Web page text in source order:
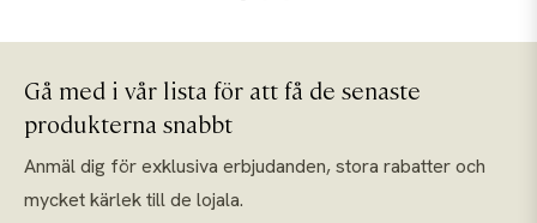
Gå med i vår lista för att få de senaste
produkterna snabbt
Anmäl dig för exklusiva erbjudanden, stora rabatter och
mycket kärlek till de lojala.